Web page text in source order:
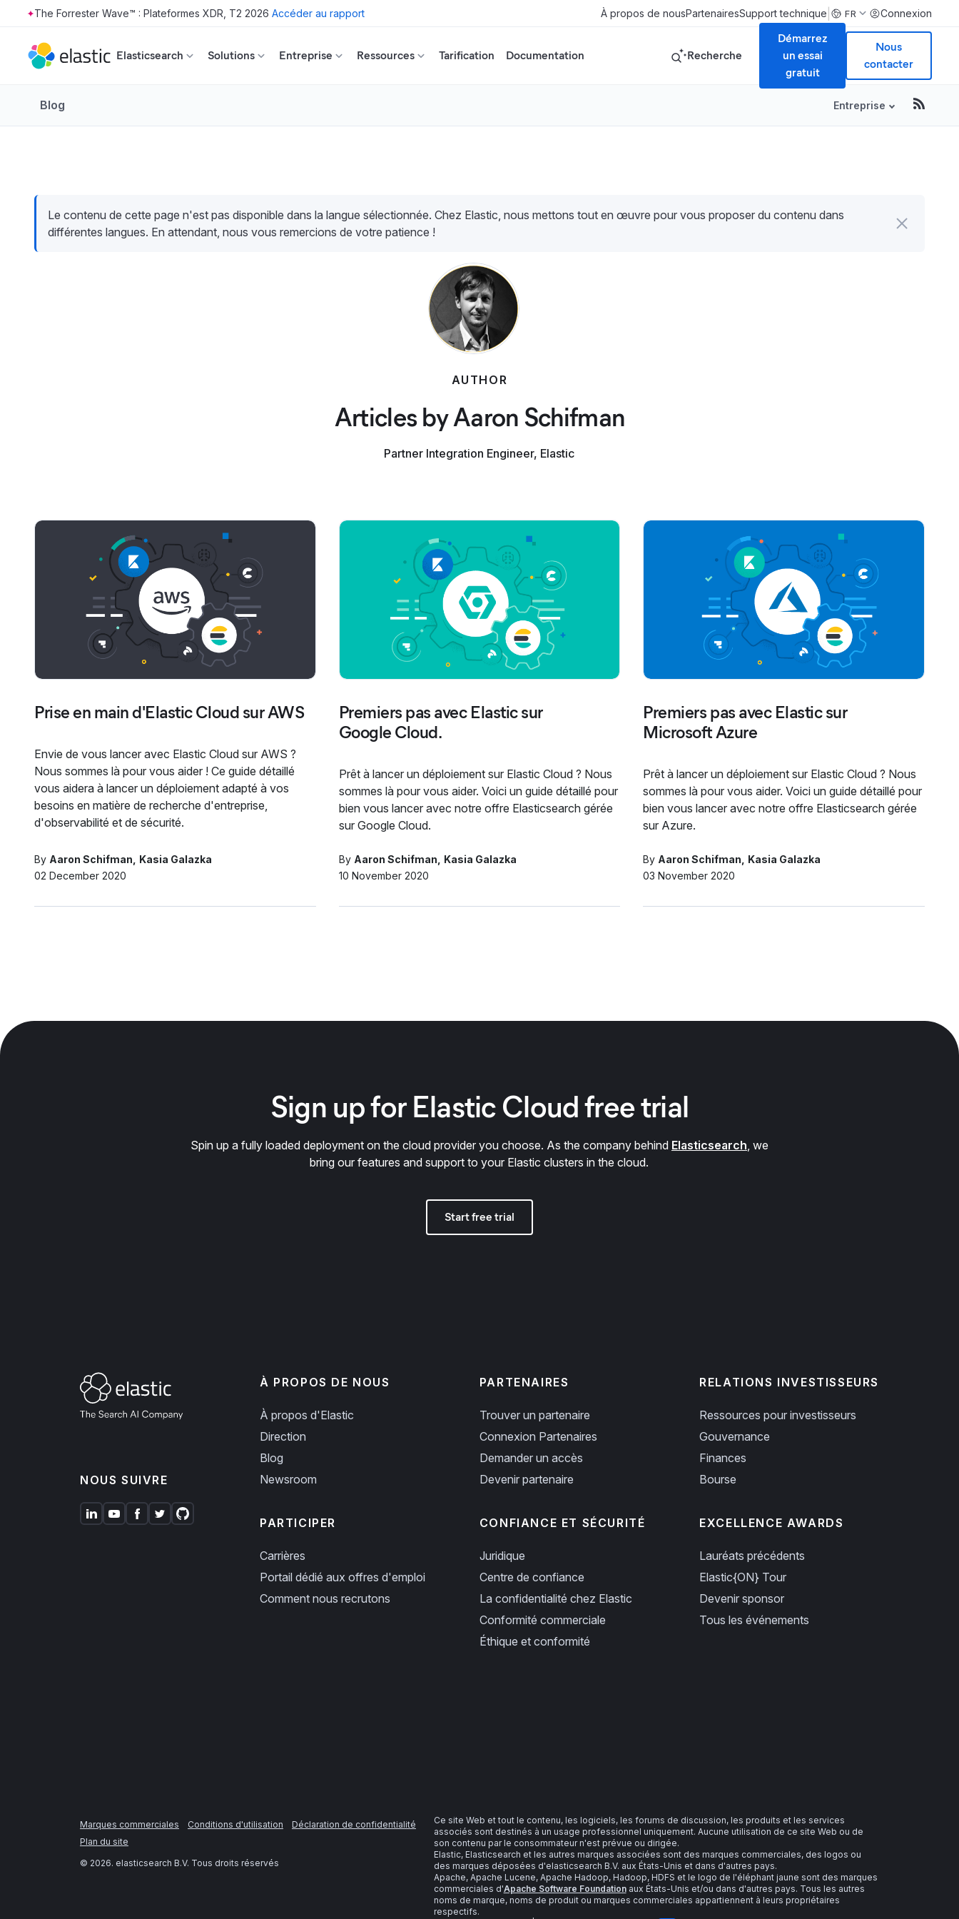
Skip to main content
The Forrester Wave™ : Plateformes XDR, T2 2026 Accéder au rapport À propos de nousPartenairesSupport technique FR Connexion
Elasticsearch Solutions Entreprise Ressources Tarification Documentation Recherche
Démarrez
un essai
gratuit
Nous
contacter
Blog Entreprise
Le contenu de cette page n'est pas disponible dans la langue sélectionnée. Chez Elastic, nous mettons tout en œuvre pour vous proposer du contenu dans
différentes langues. En attendant, nous vous remercions de votre patience !
AUTHOR
Articles by Aaron Schifman
Partner Integration Engineer, Elastic
Prise en main d'Elastic Cloud sur AWS
Envie de vous lancer avec Elastic Cloud sur AWS ?
Nous sommes là pour vous aider ! Ce guide détaillé
vous aidera à lancer un déploiement adapté à vos
besoins en matière de recherche d'entreprise,
d'observabilité et de sécurité.
By Aaron Schifman
Kasia Galazka
02 December 2020
Premiers pas avec Elastic sur
Google Cloud.
Prêt à lancer un déploiement sur Elastic Cloud ? Nous
sommes là pour vous aider. Voici un guide détaillé pour
bien vous lancer avec notre offre Elasticsearch gérée
sur Google Cloud.
By Aaron Schifman
Kasia Galazka
10 November 2020
Premiers pas avec Elastic sur
Microsoft Azure
Prêt à lancer un déploiement sur Elastic Cloud ? Nous
sommes là pour vous aider. Voici un guide détaillé pour
bien vous lancer avec notre offre Elasticsearch gérée
sur Azure.
By Aaron Schifman
Kasia Galazka
03 November 2020
Sign up for Elastic Cloud free trial
Spin up a fully loaded deployment on the cloud provider you choose. As the company behind Elasticsearch , we
bring our features and support to your Elastic clusters in the cloud.
Start free trial
NOUS SUIVRE
À PROPOS DE NOUS
À propos d'Elastic
Direction
Blog
Newsroom
PARTICIPER
Carrières
Portail dédié aux offres d'emploi
Comment nous recrutons
PARTENAIRES
Trouver un partenaire
Connexion Partenaires
Demander un accès
Devenir partenaire
CONFIANCE ET SÉCURITÉ
Juridique
Centre de confiance
La confidentialité chez Elastic
Conformité commerciale
Éthique et conformité
RELATIONS INVESTISSEURS
Ressources pour investisseurs
Gouvernance
Finances
Bourse
EXCELLENCE AWARDS
Lauréats précédents
Elastic{ON} Tour
Devenir sponsor
Tous les événements
Marques commerciales Conditions d'utilisation
Déclaration de confidentialité
Plan du site
© 2026. elasticsearch B.V. Tous droits réservés
Ce site Web et tout le contenu, les logiciels, les forums de discussion, les produits et les services
associés sont destinés à un usage professionnel uniquement. Aucune utilisation de ce site Web ou de
son contenu par le consommateur n'est prévue ou dirigée.
Elastic, Elasticsearch et les autres marques associées sont des marques commerciales, des logos ou
des marques déposées d'elasticsearch B.V. aux États-Unis et dans d'autres pays.
Apache, Apache Lucene, Apache Hadoop, Hadoop, HDFS et le logo de l'éléphant jaune sont des marques
commerciales d'Apache Software Foundationaux États-Unis et/ou dans d'autres pays. Tous les autres
noms de marque, noms de produit ou marques commerciales appartiennent à leurs propriétaires
respectifs.